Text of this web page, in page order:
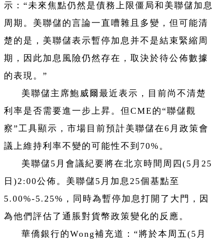
示：“未來焦點仍然是債務上限僵局和美聯儲加息
周期。美聯儲的言論一直嘈雜且多變，但可能清
楚的是，美聯儲表示暫停加息并不是結束緊縮周
期，因此加息風險仍然存在，取決於待公佈數據
的表現。”
美聯儲主席鮑威爾最近表示，目前尚不清楚
利率是否需要進一步上昇。但CME的“聯儲觀
察”工具顯示，市場目前預計美聯儲在6月政策會
議上維持利率不變的可能性不到70%。
美聯儲5月會議紀要將在北京時間周四(5月25
日)2:00公佈。美聯儲5月加息25個基點至
5.00%-5.25%，同時為暫停加息打開了大門，因
為他們評估了通脹對貨幣政策變化的反應。
華僑銀行的Wong補充道：“將於本周五(5月